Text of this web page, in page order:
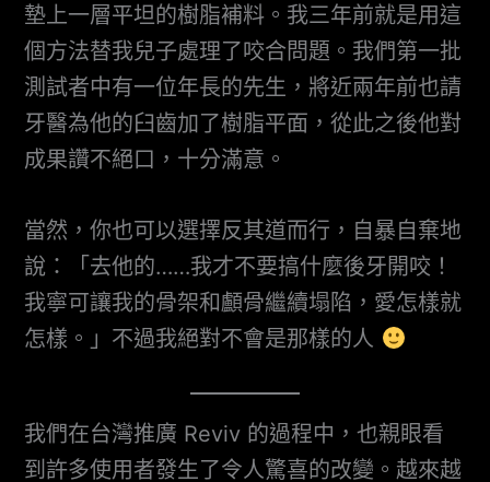
墊上一層平坦的樹脂補料。我三年前就是用這
個方法替我兒子處理了咬合問題。我們第一批
測試者中有一位年長的先生，將近兩年前也請
牙醫為他的臼齒加了樹脂平面，從此之後他對
成果讚不絕口，十分滿意。
當然，你也可以選擇反其道而行，自暴自棄地
說：「去他的……我才不要搞什麼後牙開咬！
我寧可讓我的骨架和顱骨繼續塌陷，愛怎樣就
怎樣。」不過我絕對不會是那樣的人
我們在台灣推廣 Reviv 的過程中，也親眼看
到許多使用者發生了令人驚喜的改變。越來越